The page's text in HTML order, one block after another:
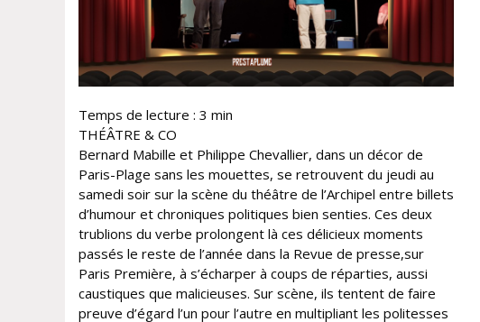
Temps de lecture : 3 min
THÉÂTRE & CO
Bernard Mabille et Philippe Chevallier, dans un décor de
Paris-Plage sans les mouettes, se retrouvent du jeudi au
samedi soir sur la scène du théâtre de l’Archipel entre billets
d’humour et chroniques politiques bien senties. Ces deux
trublions du verbe prolongent là ces délicieux moments
passés le reste de l’année dans la Revue de presse,sur
Paris Première, à s’écharper à coups de réparties, aussi
caustiques que malicieuses. Sur scène, ils tentent de faire
preuve d’égard l’un pour l’autre en multipliant les politesses